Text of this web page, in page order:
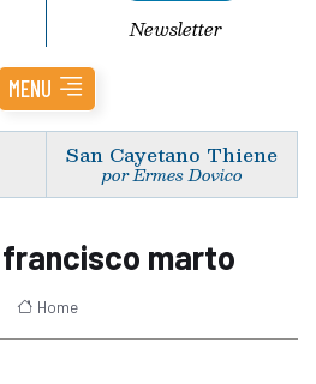
Newsletter
MENU
San Cayetano Thiene
por Ermes Dovico
marto
Home